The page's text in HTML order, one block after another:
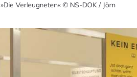
Verleugneten« © NS-DOK / Jörn